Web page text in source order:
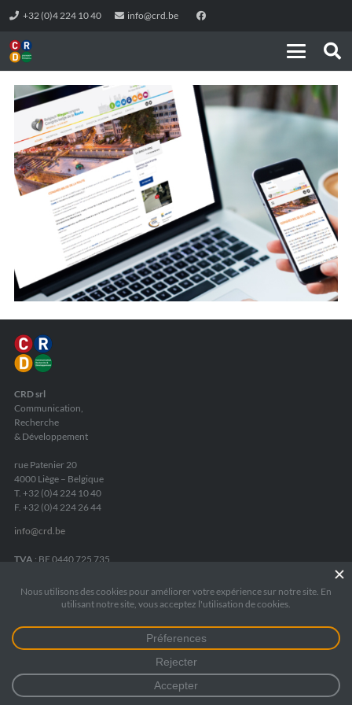
+32 (0)4 224 10 40 info@crd.be
CRD srl
Communication,
Recherche
& Développement
rue Patenier 20
4000 Liège – Belgique
T. +32 (0)4 224 10 40
F. +32 (0)4 224 26 44
info@crd.be
TVA : BE 0440 725 735
Fortis Banque
IBAN BE05 2400 8084 6975